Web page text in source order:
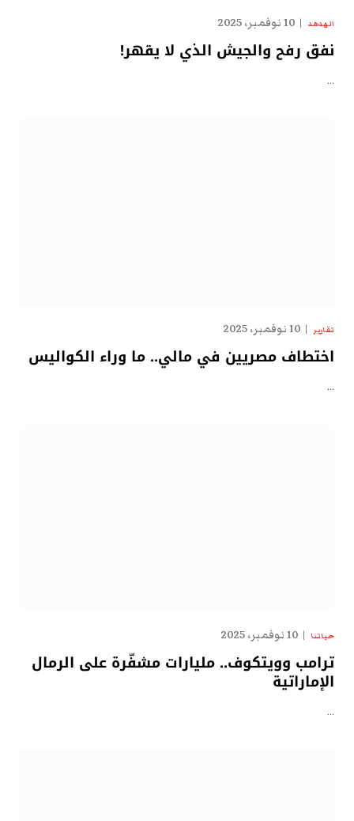
الهدهد 10 نوفمبر، 2025
نفق رفح والجيش الذي لا يقهر!
…
تقارير 10 نوفمبر، 2025
اختطاف مصريين في مالي.. ما وراء الكواليس
…
حياتنا 10 نوفمبر، 2025
ترامب وويتكوف.. مليارات مشفّرة على الرمال
الإماراتية
…